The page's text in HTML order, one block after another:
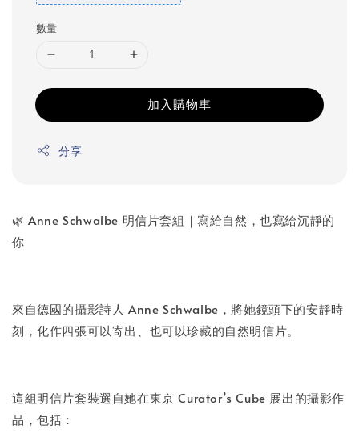
數量
加入購物車
分享
🌿 Anne Schwalbe 明信片套組｜寫給自然，也寫給沉靜的
你
來自德國的攝影詩人 Anne Schwalbe，將她鏡頭下的安靜時
刻，化作四張可以寄出、也可以珍藏的自然明信片。
這組明信片套裝選自她在東京 Curator’s Cube 展出的攝影作
品，包括：